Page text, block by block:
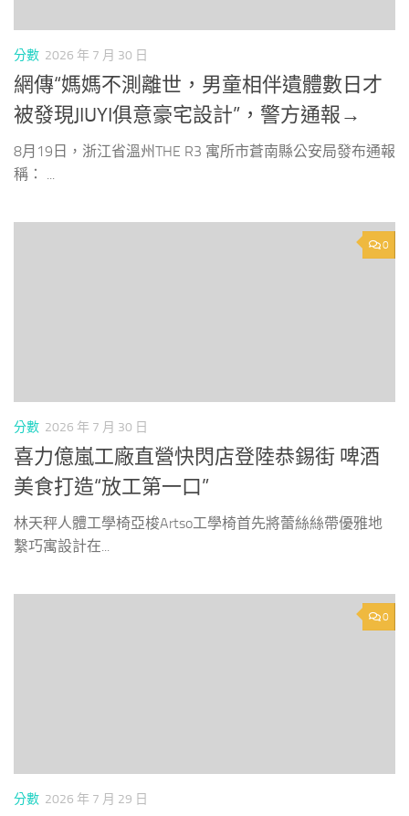
分數 2026 年 7 月 30 日
網傳“媽媽不測離世，男童相伴遺體數日才
被發現JIUYI俱意豪宅設計”，警方通報→
8月19日，浙江省溫州THE R3 寓所市蒼南縣公安局發布通報
稱： ...
0
分數 2026 年 7 月 30 日
喜力億嵐工廠直營快閃店登陸恭錫街 啤酒
美食打造“放工第一口”
林天秤人體工學椅亞梭Artso工學椅首先將蕾絲絲帶優雅地
繫巧寓設計在...
0
分數 2026 年 7 月 29 日